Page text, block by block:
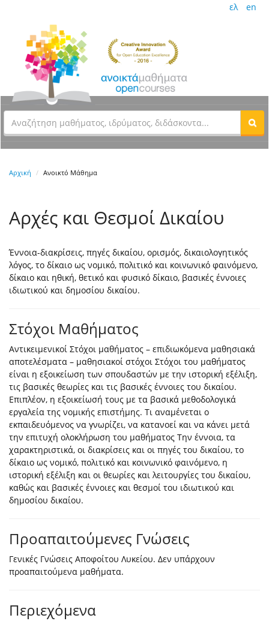
ελ en
Αρχική Ανοικτό Μάθημα
Αρχές και Θεσμοί Δικαίου
Έννοια-διακρίσεις, πηγές δικαίου, ορισμός, δικαιολογητικός
λόγος, το δίκαιο ως νομικό, πολιτικό και κοινωνικό φαινόμενο,
δίκαιο και ηθική, θετικό και φυσικό δίκαιο, βασικές έννοιες
ιδιωτικού και δημοσίου δικαίου.
Στόχοι Μαθήματος
Αντικειμενικοί Στόχοι μαθήματος – επιδιωκόμενα μαθησιακά
αποτελέσματα – μαθησιακοί στόχοι Στόχοι του μαθήματος
είναι η εξοικείωση των σπουδαστών με την ιστορική εξέλιξη,
τις βασικές θεωρίες και τις βασικές έννοιες του δικαίου.
Επιπλέον, η εξοικείωσή τους με τα βασικά μεθοδολογικά
εργαλεία της νομικής επιστήμης. Tι αναμένεται ο
εκπαιδευόμενος να γνωρίζει, να κατανοεί και να κάνει μετά
την επιτυχή ολοκλήρωση του μαθήματος Tην έννοια, τα
χαρακτηριστικά, οι διακρίσεις και οι πηγές του δικαίου, το
δίκαιο ως νομικό, πολιτικό και κοινωνικό φαινόμενο, η
ιστορική εξέλιξη και οι θεωρίες και λειτουργίες του δικαίου,
καθώς και βασικές έννοιες και θεσμοί του ιδιωτικού και
δημοσίου δικαίου.
Προαπαιτούμενες Γνώσεις
Γενικές Γνώσεις Αποφοίτου Λυκείου. Δεν υπάρχουν
προαπαιτούμενα μαθήματα.
Περιεχόμενα